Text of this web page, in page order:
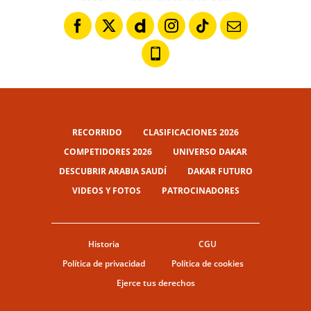
RECORRIDO
CLASIFICACIONES 2026
COMPETIDORES 2026
UNIVERSO DAKAR
DESCUBRIR ARABIA SAUDÍ
DAKAR FUTURO
VIDEOS Y FOTOS
PATROCINADORES
Historia
CGU
Política de privacidad
Política de cookies
Ejerce tus derechos